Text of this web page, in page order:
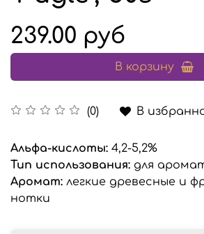
(0) В
239.00 руб
В корзину
Альфа-кислоты: 4,2-5,2%
Тип использования: для
Аромат: легкие древесные и
нотки